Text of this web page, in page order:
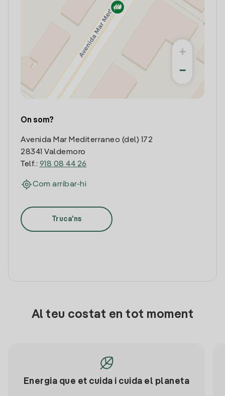
+
−
On som?
Avenida Mar Mediterraneo (del) 172
28341 Valdemoro
Telf.: 918 08 44 26
Com arribar-hi
Truca'ns
Al teu costat en tot moment
Energia que et cuida i cuida el planeta